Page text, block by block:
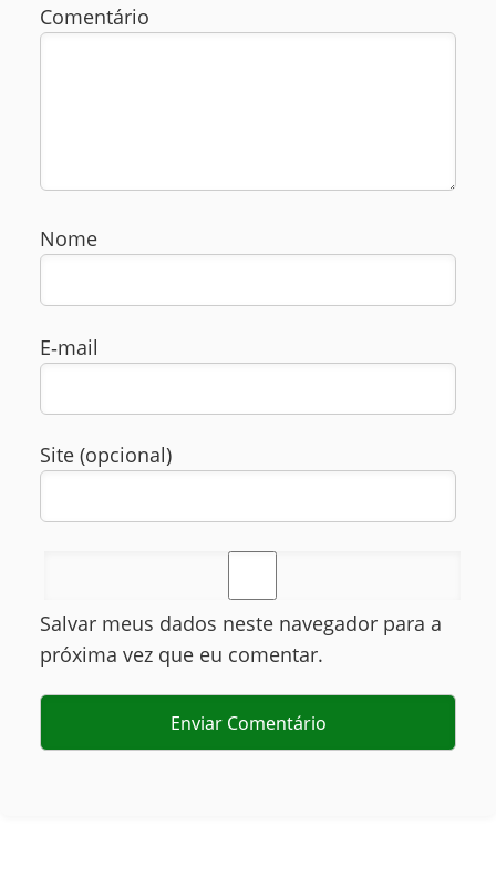
Comentário
Nome
E‑mail
Site (opcional)
Salvar meus dados neste navegador para a
próxima vez que eu comentar.